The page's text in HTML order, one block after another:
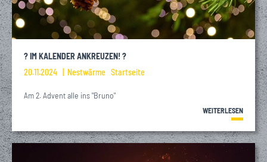
? IM KALENDER ANKREUZEN! ?
20.11.2024
Nestwärme Startseite
Am 2. Advent alle ins "Bruno"
WEITERLESEN